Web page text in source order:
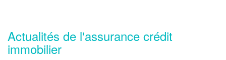
Actualités de l'assurance crédit
immobilier